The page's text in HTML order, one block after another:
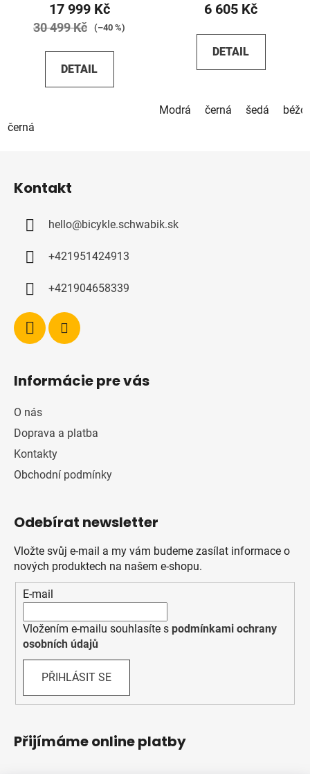
17 999 Kč
30 499 Kč (–40 %)
DETAIL
černá
6 605 Kč
DETAIL
Modrá černá šedá
Kontakt
hello@bicykle.schwabik.sk
+421951424913
+421904658339
Informácie pre vás
O nás
Doprava a platba
Kontakty
Obchodní podmínky
Odebírat newsletter
Vložte svůj e-mail a my vám budeme zasílat informace o
nových produktech na našem e-shopu.
E-mail
Vložením e-mailu souhlasíte s podmínkami ochrany
osobních údajů
PŘIHLÁSIT SE
Přijímáme online platby